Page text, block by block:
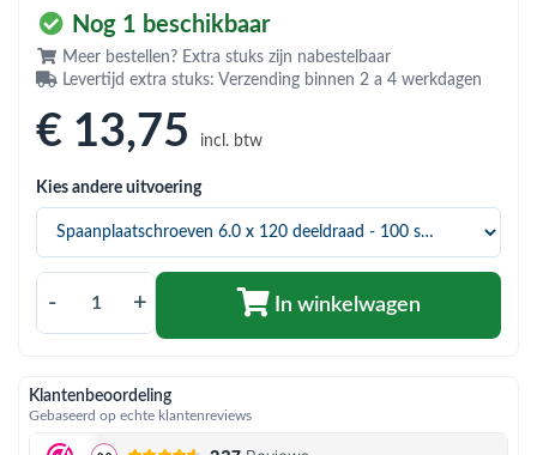
(Verwarming, kachels & ketels)
(Zonneboilersets & onderdelen)
Nog 1 beschikbaar
Meer bestellen? Extra stuks zijn nabestelbaar
Levertijd extra stuks: Verzending binnen 2 a 4 werkdagen
€ 13,75 incl. btw
Kies andere uitvoering
- + In winkelwagen
Klantenbeoordeling
Gebaseerd op echte klantenreviews